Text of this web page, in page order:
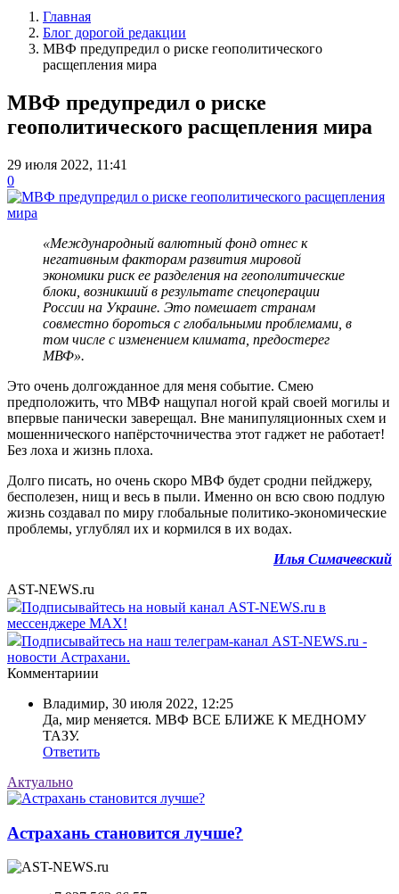
Главная
Блог дорогой редакции
МВФ предупредил о риске геополитического
расщепления мира
МВФ предупредил о риске
геополитического расщепления мира
29 июля 2022, 11:41
0
«Международный валютный фонд отнес к
негативным факторам развития мировой
экономики риск ее разделения на геополитические
блоки, возникший в результате спецоперации
России на Украине. Это помешает странам
совместно бороться с глобальными проблемами, в
том числе с изменением климата, предостерег
МВФ».
Это очень долгожданное для меня событие. Смею
предположить, что МВФ нащупал ногой край своей могилы и
впервые панически заверещал. Вне манипуляционных схем и
мошеннического напёрсточничества этот гаджет не работает!
Без лоха и жизнь плоха.
Долго писать, но очень скоро МВФ будет сродни пейджеру,
бесполезен, нищ и весь в пыли. Именно он всю свою подлую
жизнь создавал по миру глобальные политико-экономические
проблемы, углублял их и кормился в их водах.
Илья Симачевский
AST-NEWS.ru
Подписывайтесь на новый канал AST-NEWS.ru в
мессенджере MAX!
Подписывайтесь на наш телеграм-канал AST-NEWS.ru -
новости Астрахани.
Комментариии
Владимир, 30 июля 2022, 12:25
Да, мир меняется. МВФ ВСЕ БЛИЖЕ К МЕДНОМУ
ТАЗУ.
Ответить
Актуально
Астрахань становится лучше?